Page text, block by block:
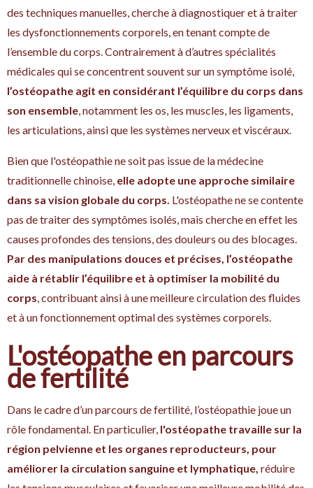
des techniques manuelles, cherche à diagnostiquer et à traiter
les dysfonctionnements corporels, en tenant compte de
l’ensemble du corps. Contrairement à d’autres spécialités
médicales qui se concentrent souvent sur un symptôme isolé,
l’ostéopathe agit en considérant l’équilibre du corps dans
son ensemble, notamment les os, les muscles, les ligaments,
les articulations, ainsi que les systèmes nerveux et viscéraux.
Bien que l'ostéopathie ne soit pas issue de la médecine
traditionnelle chinoise, elle adopte une approche similaire
dans sa vision globale du corps. L'ostéopathe ne se contente
pas de traiter des symptômes isolés, mais cherche en effet les
causes profondes des tensions, des douleurs ou des blocages.
Par des manipulations douces et précises, l’ostéopathe
aide à rétablir l’équilibre et à optimiser la mobilité du
corps, contribuant ainsi à une meilleure circulation des fluides
et à un fonctionnement optimal des systèmes corporels.
L'ostéopathe en parcours
de fertilité
Dans le cadre d’un parcours de fertilité, l’ostéopathie joue un
rôle fondamental. En particulier, l'ostéopathe travaille sur la
région pelvienne et les organes reproducteurs, pour
améliorer la circulation sanguine et lymphatique, réduire